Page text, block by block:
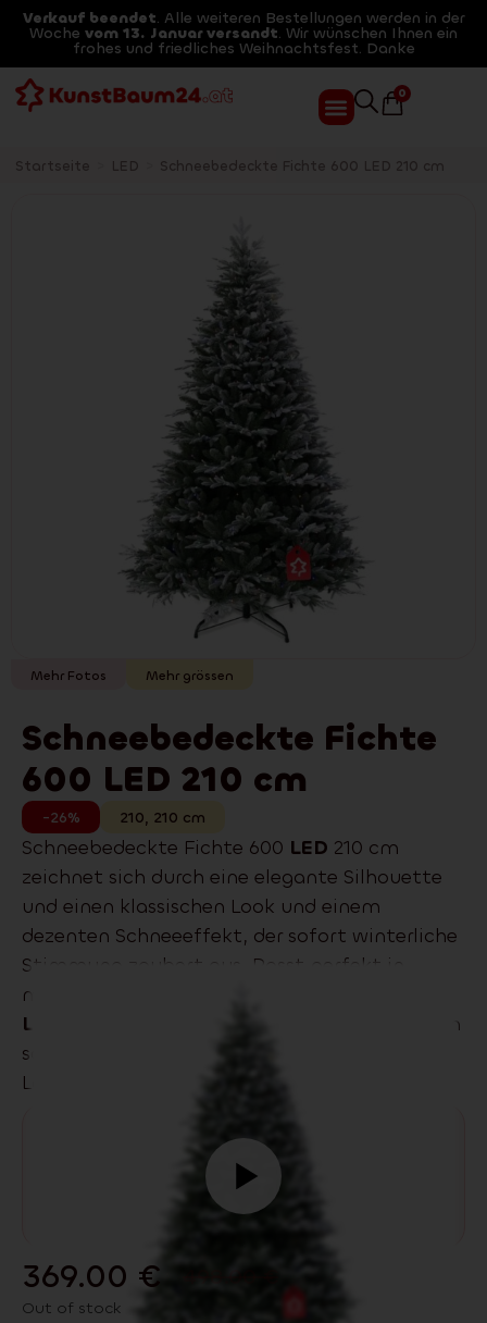
Verkauf beendet. Alle weiteren Bestellungen werden in der
Woche vom 13. Januar versandt. Wir wünschen Ihnen ein
frohes und friedliches Weihnachtsfest. Danke
0
Startseite LED Schneebedeckte Fichte 600 LED 210 cm
Mehr Fotos Mehr grössen
Schneebedeckte Fichte
600 LED 210 cm
-26% 210, 210 cm
Schneebedeckte Fichte 600 LED 210 cm
zeichnet sich durch eine elegante Silhouette
und einen klassischen Look und einem
dezenten Schneeeffekt, der sofort winterliche
Stimmung zaubert aus. Passt perfekt in
moderne wie auch klassische Interieurs. Die
LED
‑Beleuchtung mit 600 Dioden sorgt für ein
sanftes, angenehmes Licht – ganz ohne
Lampen wechseln.
369.00 €
Out of stock